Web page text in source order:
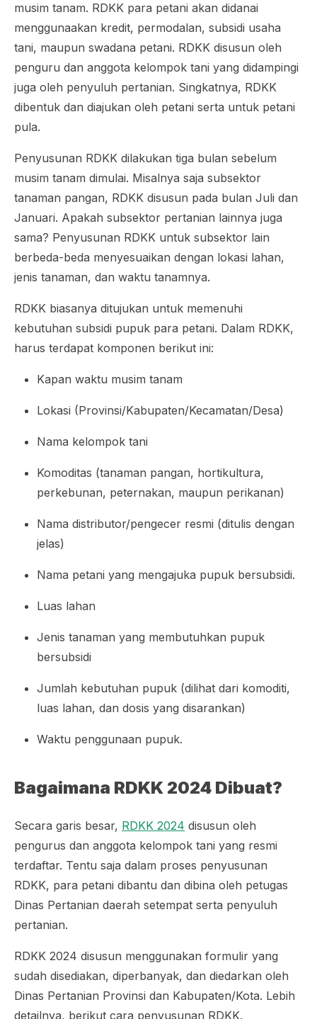
musim tanam. RDKK para petani akan didanai
menggunaakan kredit, permodalan, subsidi usaha
tani, maupun swadana petani. RDKK disusun oleh
penguru dan anggota kelompok tani yang didampingi
juga oleh penyuluh pertanian. Singkatnya, RDKK
dibentuk dan diajukan oleh petani serta untuk petani
pula.
Penyusunan RDKK dilakukan tiga bulan sebelum
musim tanam dimulai. Misalnya saja subsektor
tanaman pangan, RDKK disusun pada bulan Juli dan
Januari. Apakah subsektor pertanian lainnya juga
sama? Penyusunan RDKK untuk subsektor lain
berbeda-beda menyesuaikan dengan lokasi lahan,
jenis tanaman, dan waktu tanamnya.
RDKK biasanya ditujukan untuk memenuhi
kebutuhan subsidi pupuk para petani. Dalam RDKK,
harus terdapat komponen berikut ini:
Kapan waktu musim tanam
Lokasi (Provinsi/Kabupaten/Kecamatan/Desa)
Nama kelompok tani
Komoditas (tanaman pangan, hortikultura,
perkebunan, peternakan, maupun perikanan)
Nama distributor/pengecer resmi (ditulis dengan
jelas)
Nama petani yang mengajuka pupuk bersubsidi.
Luas lahan
Jenis tanaman yang membutuhkan pupuk
bersubsidi
Jumlah kebutuhan pupuk (dilihat dari komoditi,
luas lahan, dan dosis yang disarankan)
Waktu penggunaan pupuk.
Bagaimana RDKK 2024 Dibuat?
Secara garis besar, RDKK 2024 disusun oleh
pengurus dan anggota kelompok tani yang resmi
terdaftar. Tentu saja dalam proses penyusunan
RDKK, para petani dibantu dan dibina oleh petugas
Dinas Pertanian daerah setempat serta penyuluh
pertanian.
RDKK 2024 disusun menggunakan formulir yang
sudah disediakan, diperbanyak, dan diedarkan oleh
Dinas Pertanian Provinsi dan Kabupaten/Kota. Lebih
detailnya, berikut cara penyusunan RDKK.